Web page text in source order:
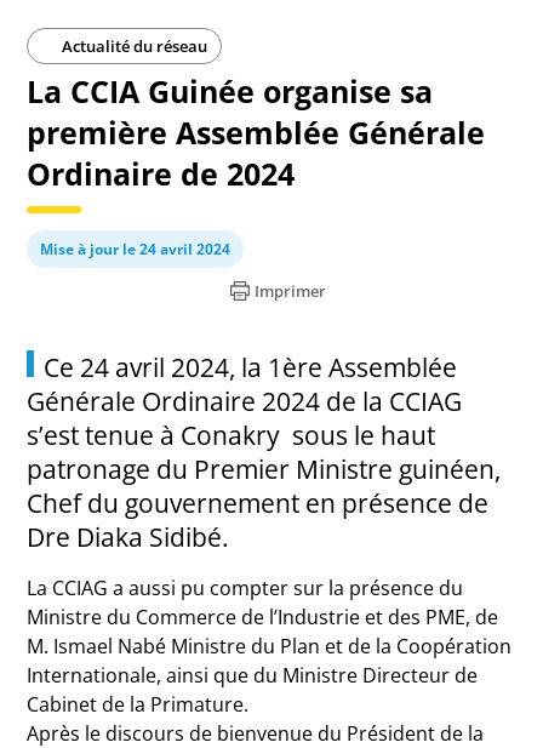
Actualité du réseau
La CCIA Guinée organise sa
première Assemblée Générale
Ordinaire de 2024
Mise à jour le 24 avril 2024
Imprimer
Ce 24 avril 2024, la 1ère Assemblée
Générale Ordinaire 2024 de la CCIAG
s’est tenue à Conakry sous le haut
patronage du Premier Ministre guinéen,
Chef du gouvernement en présence de
Dre Diaka Sidibé.
La CCIAG a aussi pu compter sur la présence du
Ministre du Commerce de l’Industrie et des PME, de
M. Ismael Nabé Ministre du Plan et de la Coopération
Internationale, ainsi que du Ministre Directeur de
Cabinet de la Primature.
Après le discours de bienvenue du Président de la